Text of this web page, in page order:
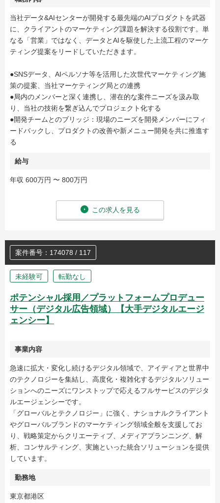
当社データ&AIセンターが開発する最先端のAIプロダクトを武器
に、クライアントのマーケティング課題を解決する役割です。単
なる「営業」ではなく、データとAIを駆使した上流工程のマーケ
ティング提案をリードしていただきます。
●SNSデータ、AIペルソナ等を活用した次世代マーケティング施
策の提案、当社マーケティング局との連携
●局内のメンバーと深く連携し、潜在的な案件ニーズを汲み取
り、当社の技術を繋ぎ込んでプロジェクト化する
●開発チームとのブリッジ：現場のニーズを開発メンバーにフィ
ードバックし、プロダクトの改善や新メニュー開発を共に推進す
る
給与
年収 600万円 〜 800万円
この求人を見る
案件番号：174078 / 117
未経験可 転勤なし
ポテンシャル採用／プラットフォームプロデュー
サー（デジタル広告領域）【大手デジタルエージ
ェンシー】
事業内容
急速に拡大・変化し続けるデジタル領域で、アイディアと世界中
のテクノロジーを集結し、高度化・複雑化するデジタルソリュー
ションへのニーズにワンストップで応えるフルサービスのデジタ
ルエージェンシーです。
「グローバルとテクノロジー」に強く、ナショナルクライアント
やグローバルブランドのマーケティング領域全般を支援してお
り、戦略策定からクリエーティブ、メディアプランニング、解
析、コンサルティング、実施といった統合ソリューションを提供
しています。
勤務地
東京都港区